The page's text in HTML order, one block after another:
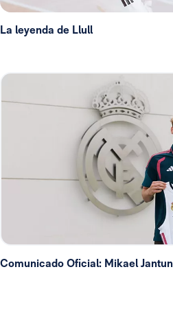
La leyenda de Llull
Comunicado Oficial: Mikael